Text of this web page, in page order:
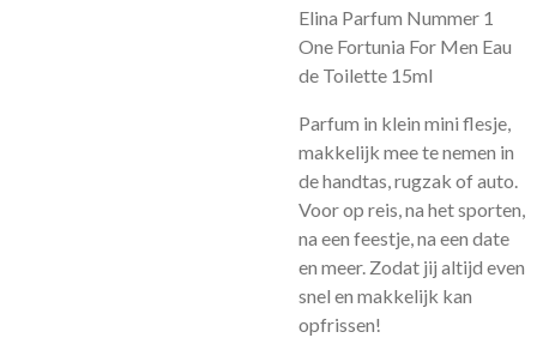
Elina Parfum Nummer 1
One Fortunia For Men Eau
de Toilette 15ml
Parfum in klein mini flesje,
makkelijk mee te nemen in
de handtas, rugzak of auto.
Voor op reis, na het sporten,
na een feestje, na een date
en meer. Zodat jij altijd even
snel en makkelijk kan
opfrissen!